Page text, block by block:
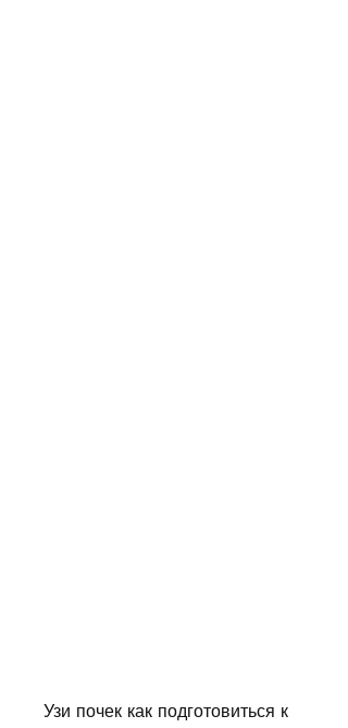
Узи почек как подготовиться к